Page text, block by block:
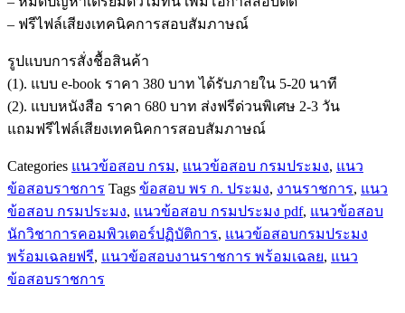
ปฏิบัติ
การ
กรม
ประมง
ชิ้น
– ฟรีไฟล์เสียงเทคนิคการสอบสัมภาษณ์
รูปแบบการสั่งชื้อสินค้า
(1). แบบ e-book ราคา 380 บาท ได้รับภายใน 5-20 นาที
(2). แบบหนังสือ ราคา 680 บาท ส่งฟรีด่วนพิเศษ 2-3 วัน
แถมฟรีไฟล์เสียงเทคนิคการสอบสัมภาษณ์
Categories แนวข้อสอบ กรม, แนวข้อสอบ กรมประมง, แนว
ข้อสอบราชการ Tags ข้อสอบ พร ก. ประมง, งานราชการ, แนว
ข้อสอบ กรมประมง, แนวข้อสอบ กรมประมง pdf, แนวข้อสอบ
นักวิชาการคอมพิวเตอร์ปฏิบัติการ, แนวข้อสอบกรมประมง
พร้อมเฉลยฟรี, แนวข้อสอบงานราชการ พร้อมเฉลย, แนว
ข้อสอบราชการ